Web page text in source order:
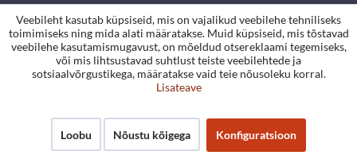
Veebileht kasutab küpsiseid, mis on vajalikud veebilehe tehniliseks
toimimiseks ning mida alati määratakse. Muid küpsiseid, mis tõstavad
veebilehe kasutamismugavust, on mõeldud otsereklaami tegemiseks,
või mis lihtsustavad suhtlust teiste veebilehtede ja
sotsiaalvõrgustikega, määratakse vaid teie nõusoleku korral.
Lisateave
Loobu Nõustu kõigega Konfiguratsioon